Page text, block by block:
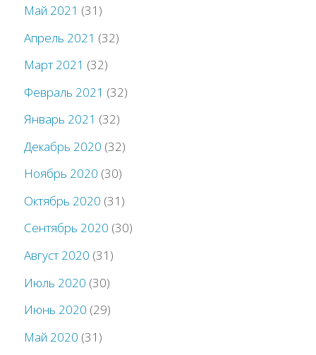
Май 2021 (31)
Апрель 2021 (32)
Март 2021 (32)
Февраль 2021 (32)
Январь 2021 (32)
Декабрь 2020 (32)
Ноябрь 2020 (30)
Октябрь 2020 (31)
Сентябрь 2020 (30)
Август 2020 (31)
Июль 2020 (30)
Июнь 2020 (29)
Май 2020 (31)